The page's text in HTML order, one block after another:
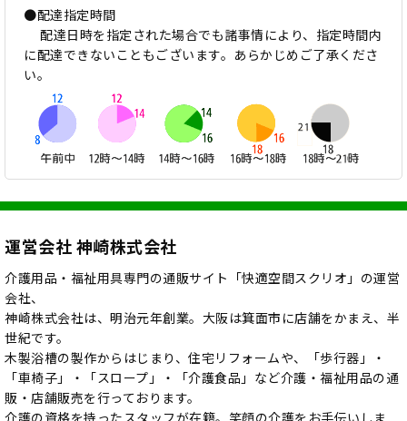
●配達指定時間
配達日時を指定された場合でも諸事情により、指定時間内
に配達できないこともございます。あらかじめご了承くださ
い。
運営会社 神崎株式会社
介護用品・福祉用具専門の通販サイト「快適空間スクリオ」の運営
会社、
神崎株式会社は、明治元年創業。大阪は箕面市に店舗をかまえ、半
世紀です。
木製浴槽の製作からはじまり、住宅リフォームや、「歩行器」・
「車椅子」・「スロープ」・「介護食品」など介護・福祉用品の通
販・店舗販売を行っております。